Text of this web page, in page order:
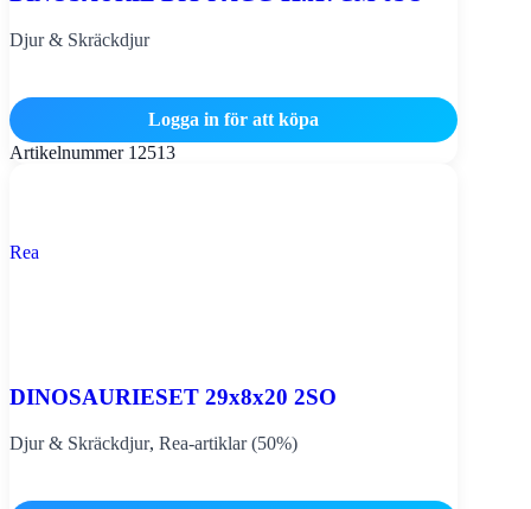
Djur & Skräckdjur
Logga in för att köpa
Artikelnummer 12513
Rea
DINOSAURIESET 29x8x20 2SO
Djur & Skräckdjur, Rea-artiklar (50%)